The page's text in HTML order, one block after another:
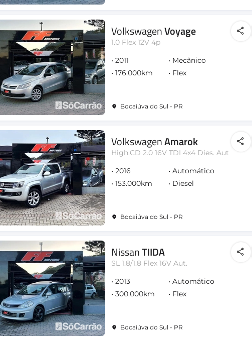
VolkswagenVoyage
1.0 Flex 12V 4p
2011
Mecânico
176.000km
Flex
Bocaiúva do Sul - PR
VolkswagenAmarok
High.CD 2.0 16V TDI 4x4 Dies. Aut
2016
Automático
153.000km
Diesel
Bocaiúva do Sul - PR
NissanTIIDA
SL 1.8/1.8 Flex 16V Aut.
2013
Automático
300.000km
Flex
Bocaiúva do Sul - PR